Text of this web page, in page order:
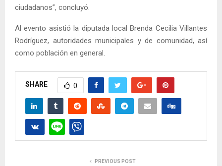
ciudadanos”, concluyó.
Al evento asistió la diputada local Brenda Cecilia Villantes
Rodríguez, autoridades municipales y de comunidad, así
como población en general.
SHARE 0
PREVIOUS POST